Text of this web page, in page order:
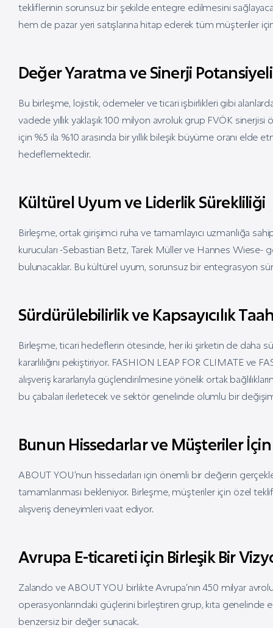
tekliflerinin sorunsuz bir şekilde entegre edilmesini
hem de pazar yeri satışlarına hitap ederek tüm müşteriler
Değer Yaratma ve Sinerji Potansiyeli
Bu birleşme, lojistik, ödemeler ve ticari işbirlikleri gibi
vadede yıllık yaklaşık 100 milyon avroluk grup FVÖK
için %5 ila %10 arasında bir yıllık bileşik büyüme oranı elde
hedeflemektedir.
Kültürel Uyum ve Liderlik Sürekliliği
Birleşme, ortak girişimci ruha ve tamamlayıcı uzmanlığa
kurucuları -Sebastian Betz, Tarek Müller ve Hannes
bulunacaklar. Bu kültürel uyum, sorunsuz bir entegrasyon
Sürdürülebilirlik ve Kapsayıcılık
Birleşme, ticari hedeflerin ötesinde, her iki şirketin de daha
kararlılığını pekiştiriyor. FASHION LEAP FOR CLIMATE
alışveriş kararlarıyla güçlendirilmesine yönelik ortak
bu çabaları ilerletecek ve sektör genelinde olumlu bir
Bunun Hissedarlar ve Müşteriler
ABOUT YOU’nun hissedarları için önemli bir değerin
tamamlanması bekleniyor. Birleşme, müşteriler için özel
alışveriş deneyimleri vaat ediyor.
Avrupa E-ticareti için Birleşik Bir
Zalando ve ABOUT YOU birlikte Avrupa’nın 450 milyar
operasyonlarındaki güçlerini birleştiren grup, kıta genelinde
benzersiz bir değer sunacak.